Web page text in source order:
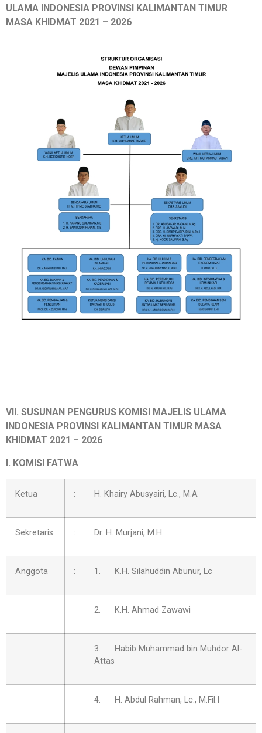
ULAMA INDONESIA PROVINSI KALIMANTAN TIMUR
MASA KHIDMAT 2021 – 2026
VII. SUSUNAN PENGURUS KOMISI MAJELIS ULAMA
INDONESIA PROVINSI KALIMANTAN TIMUR MASA
KHIDMAT 2021 – 2026
I. KOMISI FATWA
Ketua : H. Khairy Abusyairi, Lc., M.A
Sekretaris : Dr. H. Murjani, M.H
Anggota : 1. K.H. Silahuddin Abunur, Lc
2. K.H. Ahmad Zawawi
3. Habib Muhammad bin Muhdor Al-
Attas
4. H. Abdul Rahman, Lc., M.Fil.I